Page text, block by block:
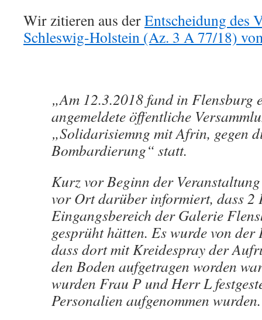
Wir zitieren aus derEntscheidung des
Schleswig-Holstein (Az. 3 A 77/18)
„Am 12.3.2018 fand in Flensburg
angemeldete öffentliche
„Solidarisiemng mit Afrin, gegen
Bombardierung“ statt.
Kurz vor Beginn der
vor Ort darüber informiert, dass 2
Eingangsbereich der Galerie
gesprüht hätten. Es wurde von der
dass dort mit Kreidespray der
den Boden aufgetragen worden
wurden Frau P und Herr L
Personalien aufgenommen wurden.